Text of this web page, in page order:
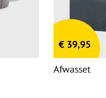
€ 39,95
Afwasset